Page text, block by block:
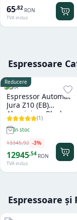
65,82 RON
TVA inclus
Espressoare
Reducere
JURA
Espressor Automat
Jura Z10 (EB)
Aluminium Black
(1)
In stoc
13345,92 -3%
12945,54 RON
TVA inclus
Espressoare și